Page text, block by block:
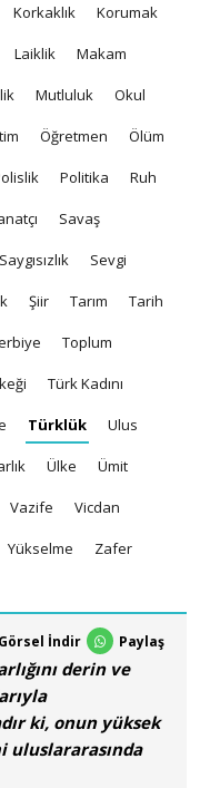
Korkaklık Korumak
Laiklik Makam
Mutluluk Okul
Öğretmen Ölüm
Politika Ruh
Savaş
Saygısızlık Sevgi
Şiir Tarım Tarih
Toplum
Türk Kadını
Türklük Ulus
Ülke Ümit
Vazife Vicdan
Yükselme Zafer
Görsel İndir Paylaş
derin ve
ki, onun yüksek
uluslararasında